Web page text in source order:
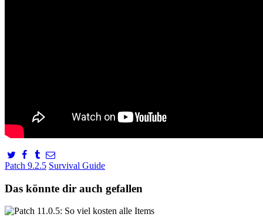
Patch 9.2.5 Survival Guide
Das könnte dir auch gefallen